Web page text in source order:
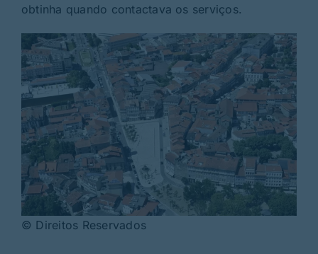
obtinha quando contactava os serviços.
© Direitos Reservados